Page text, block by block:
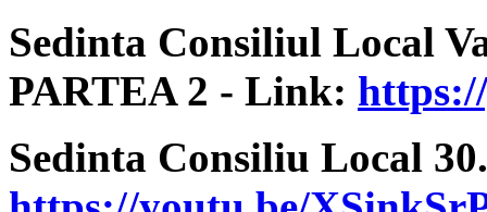
Sedinta Consiliul Local
PARTEA 2 - Link:
Sedinta Consiliu Local